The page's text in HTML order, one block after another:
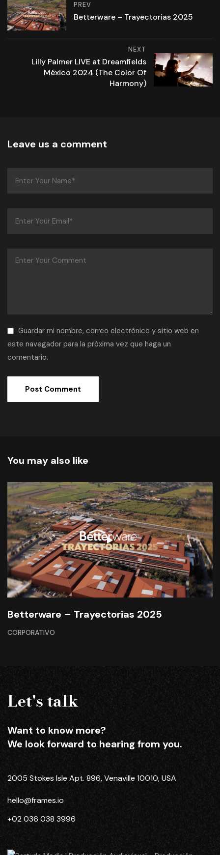
PREV
Betterware – Trayectorias 2025
NEXT
Lilly Palmer LIVE at Dreamfields
México 2024 (The Color Of
Harmony)
Leave us a comment
Guardar mi nombre, correo electrónico y sitio web en
este navegador para la próxima vez que haga un
comentario.
You may also like
Betterware – Trayectorias 2025
CORPORATIVO
Let's talk
Want to know more?
We look forward to hearing from you.
2005 Stokes Isle Apt. 896, Venaville 10010, USA
hello@frames.io
+02 036 038 3996